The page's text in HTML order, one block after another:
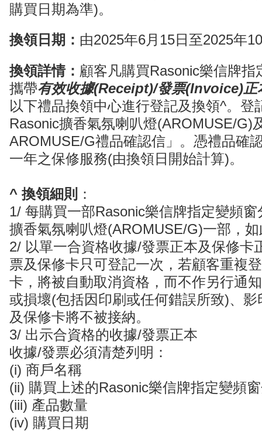
購買日期為準)。
換領日期： 由2025年6月15日至2025年
換領詳情： 顧客凡購買Rasonic樂信牌
攜帶有效收據(Receipt)/發票(Invoice)正
以下禮品換領中心進行登記及換領^。登
Rasonic擴香氣氛喇叭燈(AROMUSE/G)
AROMUSE/G禮品確認信」。憑禮品確
一年之保修服務(由換領日開始計算)。
^ 換領細則 ：
1/ 每購買一部Rasonic樂信牌指定變頻
擴香氣氛喇叭燈(AROMUSE/G)一部，
2/ 以單一合資格收據/發票正本及保修卡
票及保修卡只可登記一次，若顧客重複
卡，將被自動取消資格，而不作另行通
或損壞(包括因印刷或任何錯誤所致)、
及保修卡將不被接納。
3/ 出示合資格的收據/發票正本
收據/發票必須清楚列明：
(i) 商戶名稱
(ii) 購買上述的Rasonic樂信牌指定變頻
(iii) 產品數量
(iv) 購買日期